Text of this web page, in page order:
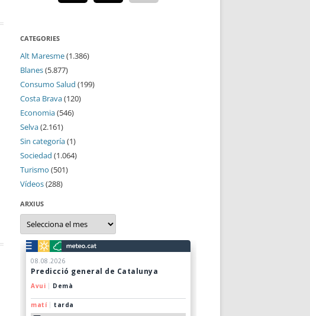
CATEGORIES
Alt Maresme(1.386)
Blanes(5.877)
Consumo Salud (199)
Costa Brava(120)
Economia(546)
Selva(2.161)
Sin categoría(1)
Sociedad (1.064)
Turismo (501)
Vídeos(288)
ARXIUS
Arxius